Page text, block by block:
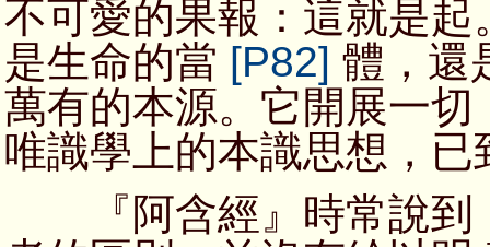
不可愛的果報：這就是
是生命的當 [P82] 體，還
萬有的本源。它開展一
唯識學上的本識思想，
『阿含經』時常說到